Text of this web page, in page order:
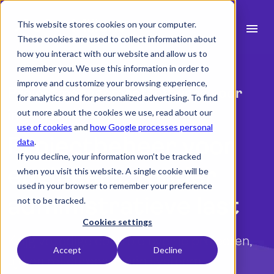
This website stores cookies on your computer.
These cookies are used to collect information about
how you interact with our website and allow us to
remember you. We use this information in order to
improve and customize your browsing experience,
for analytics and for personalized advertising. To find
out more about the cookies we use, read about our
use of cookies and how Google processes personal
data.
If you decline, your information won’t be tracked
when you visit this website. A single cookie will be
used in your browser to remember your preference
not to be tracked.
Cookies settings
Accept Decline
menu
Functies
Sectoren
Middelen
Integraties
search
Projectmanagementsoftware voor
ingenieurs
Projectbeheer voor
engineers, zonder
administratieve last
Krijg volledige controle over je projecten,
tijd en resources in één systeem.